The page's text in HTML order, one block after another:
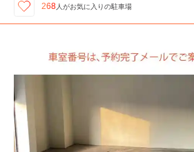
268人がお気に入りの駐車場